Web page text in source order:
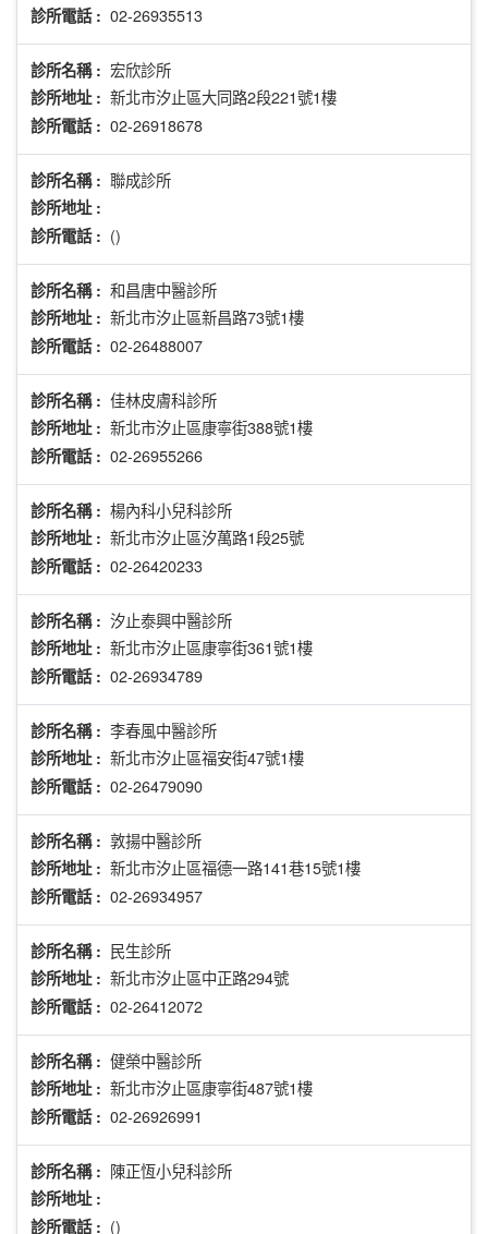
診所電話 : 02-26935513
診所名稱 : 宏欣診所
診所地址 : 新北市汐止區大同路2段221號1樓
診所電話 : 02-26918678
診所名稱 : 聯成診所
診所地址 :
診所電話 : ()
診所名稱 : 和昌唐中醫診所
診所地址 : 新北市汐止區新昌路73號1樓
診所電話 : 02-26488007
診所名稱 : 佳林皮膚科診所
診所地址 : 新北市汐止區康寧街388號1樓
診所電話 : 02-26955266
診所名稱 : 楊內科小兒科診所
診所地址 : 新北市汐止區汐萬路1段25號
診所電話 : 02-26420233
診所名稱 : 汐止泰興中醫診所
診所地址 : 新北市汐止區康寧街361號1樓
診所電話 : 02-26934789
診所名稱 : 李春風中醫診所
診所地址 : 新北市汐止區福安街47號1樓
診所電話 : 02-26479090
診所名稱 : 敦揚中醫診所
診所地址 : 新北市汐止區福德一路141巷15號1樓
診所電話 : 02-26934957
診所名稱 : 民生診所
診所地址 : 新北市汐止區中正路294號
診所電話 : 02-26412072
診所名稱 : 健榮中醫診所
診所地址 : 新北市汐止區康寧街487號1樓
診所電話 : 02-26926991
診所名稱 : 陳正恆小兒科診所
診所地址 :
診所電話 : ()